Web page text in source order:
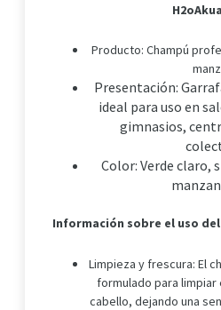
Producto: Champú
Presentación:
ideal para uso en
gimnasios,
Color: Verde claro,
Información sobre el uso
Limpieza y frescura: El
formulado para
cabello, dejando una